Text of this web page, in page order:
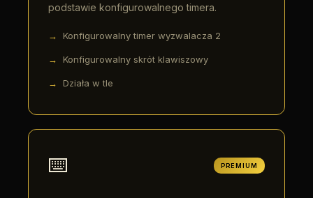
podstawie konfigurowalnego timera.
Konfigurowalny timer wyzwalacza 2
Konfigurowalny skrót klawiszowy
Działa w tle
⌨️ PREMIUM